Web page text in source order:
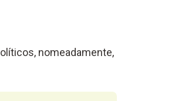
nomeadamente,